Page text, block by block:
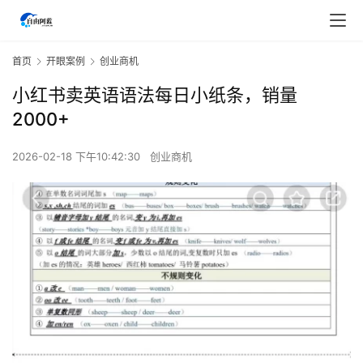
首页 开眼案例 创业商机
小红书卖英语语法每日小纸条，销量
2000+
2026-02-18 下午10:42:30 创业商机